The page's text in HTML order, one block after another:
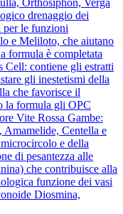
drenaggio dei
per le funzioni
e Meliloto, che aiutano
formula è completata
Cell: contiene gli estratti
gli inestetismi della
che favorisce il
la formula gli OPC
Vite Rossa Gambe:
Amamelide, Centella e
e della
di pesantezza alle
che contribuisce alla
funzione dei vasi
Diosmina,